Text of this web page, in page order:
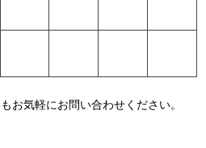
お気軽にお問い合わせください。